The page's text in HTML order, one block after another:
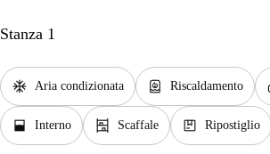
Stanza 1
ac_unit Aria condizionata water_heater Riscaldamento
window_open Interno shelves Scaffale package Ripostiglio